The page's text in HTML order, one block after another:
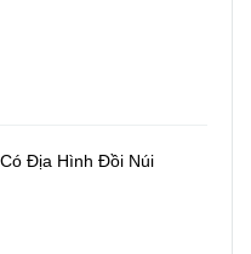
Địa Hình Đồi Núi